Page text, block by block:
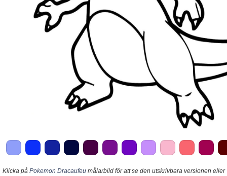
Klicka på Pokemon Dracaufeumålarbild för att se den utskrivbara versionen eller